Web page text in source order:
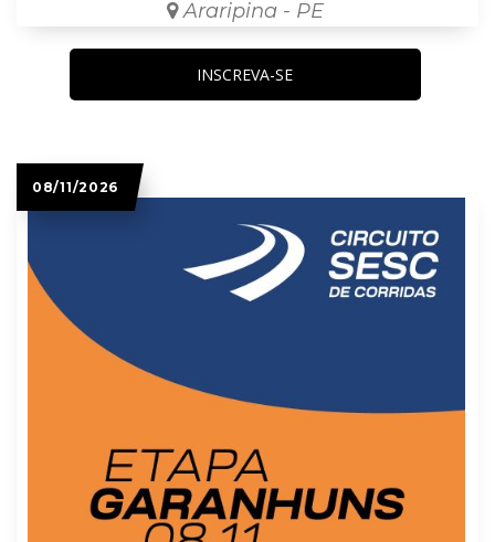
Araripina - PE
INSCREVA-SE
08/11/2026